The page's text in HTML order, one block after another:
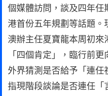
個媒體訪問，談及四年任
港首份五年規劃等話題
澳辦主任夏寶龍本周初
「四個肯定」，臨行前
外界猜測是否給予「連任
指現階段談論是否連任